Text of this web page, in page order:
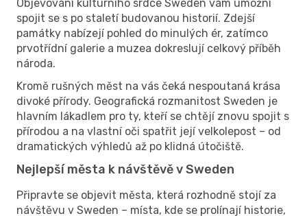
Objevování kulturního srdce Sweden vám umožní
spojit se s po staletí budovanou historií. Zdejší
památky nabízejí pohled do minulých ér, zatímco
prvotřídní galerie a muzea dokreslují celkový příběh
národa.
Kromě rušných měst na vás čeká nespoutaná krása
divoké přírody. Geografická rozmanitost Sweden je
hlavním lákadlem pro ty, kteří se chtějí znovu spojit s
přírodou a na vlastní oči spatřit její velkolepost – od
dramatických výhledů až po klidná útočiště.
Nejlepší města k návštěvě v Sweden
Připravte se objevit města, která rozhodně stojí za
návštěvu v Sweden – místa, kde se prolínají historie,